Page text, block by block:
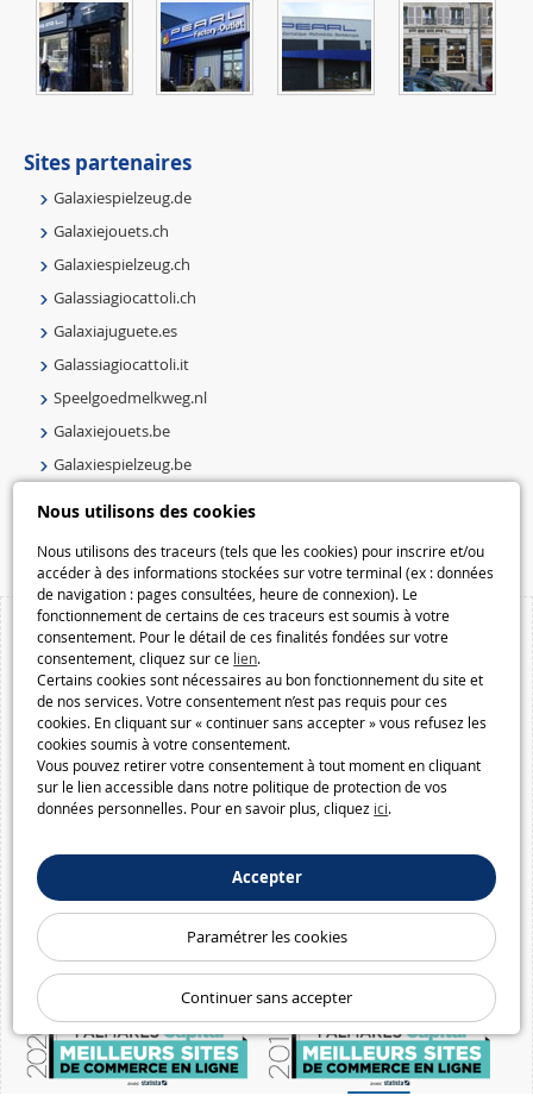
Nous utilisons des cookies
Nous utilisons des traceurs (tels que les cookies) pour inscrire et/ou
accéder à des informations stockées sur votre terminal (ex : données
de navigation : pages consultées, heure de connexion). Le
fonctionnement de certains de ces traceurs est soumis à votre
consentement. Pour le détail de ces finalités fondées sur votre
consentement, cliquez sur ce lien.
Certains cookies sont nécessaires au bon fonctionnement du site et
de nos services. Votre consentement n’est pas requis pour ces
cookies. En cliquant sur « continuer sans accepter » vous refusez les
cookies soumis à votre consentement.
Vous pouvez retirer votre consentement à tout moment en cliquant
sur le lien accessible dans notre politique de protection de vos
données personnelles. Pour en savoir plus, cliquez ici.
Accepter
Paramétrer les cookies
Continuer sans accepter
Sites partenaires
Galaxiespielzeug.de
Galaxiejouets.ch
Galaxiespielzeug.ch
Galassiagiocattoli.ch
Galaxiajuguete.es
Galassiagiocattoli.it
Speelgoedmelkweg.nl
Galaxiejouets.be
Galaxiespielzeug.be